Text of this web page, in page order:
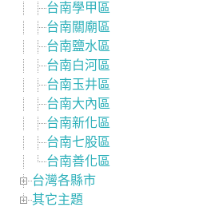
台南學甲區
台南關廟區
台南鹽水區
台南白河區
台南玉井區
台南大內區
台南新化區
台南七股區
台南善化區
台灣各縣市
其它主題